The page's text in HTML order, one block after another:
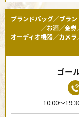
ブランドバッグ／ブラ
／お酒／金
オーディオ機器／カメ
ゴー
10:00〜